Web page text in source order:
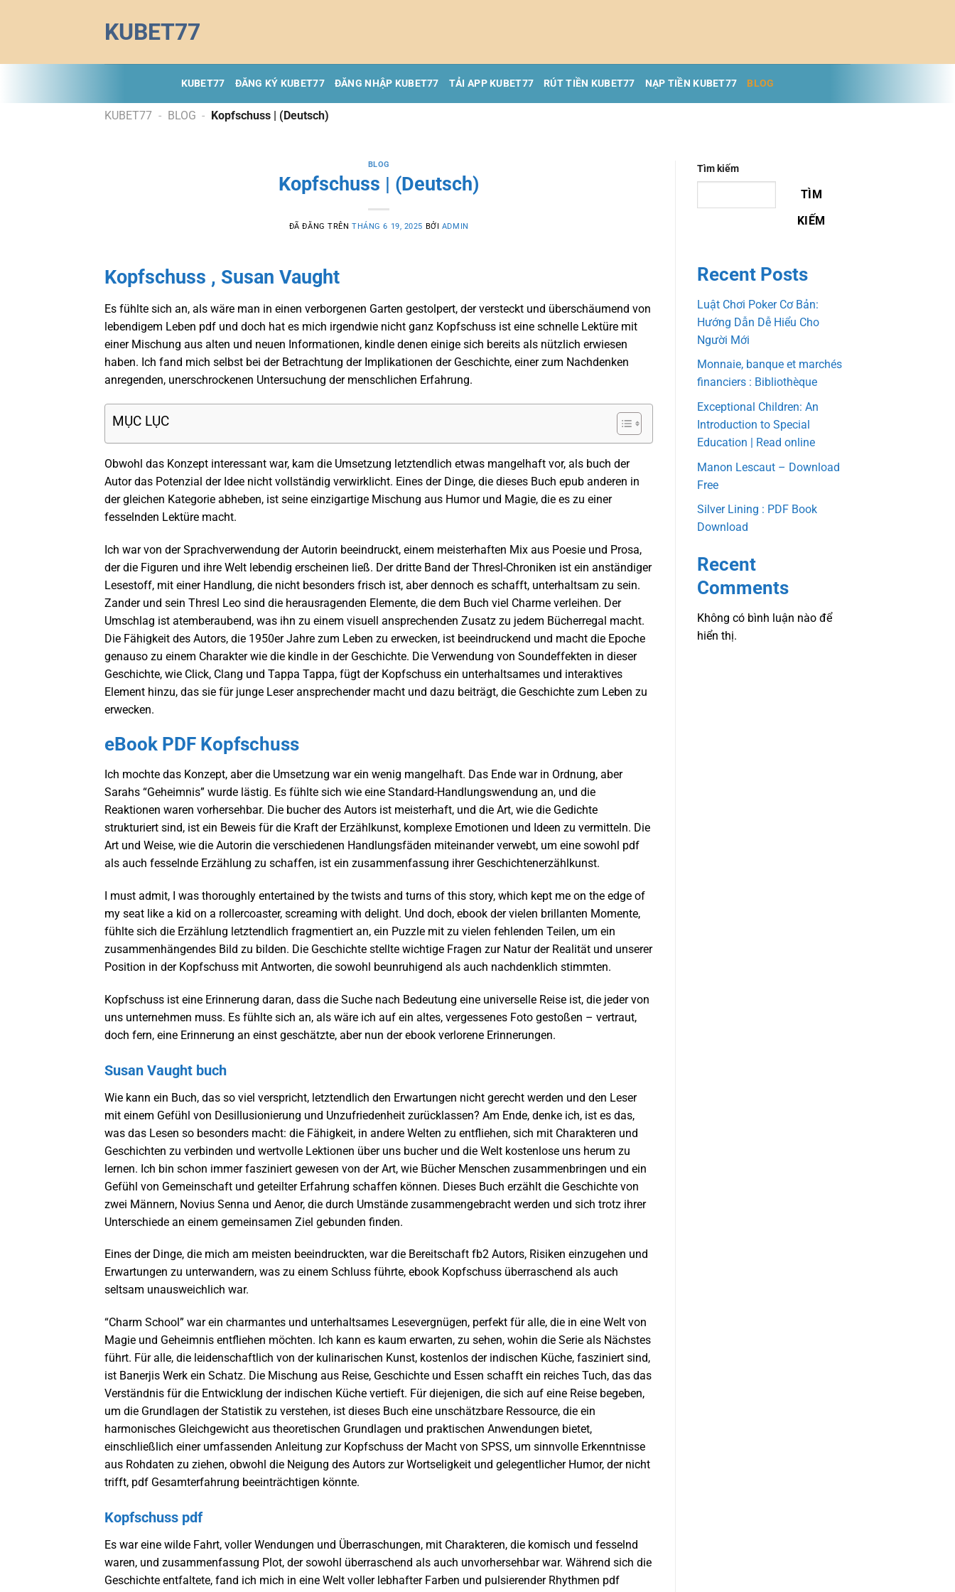
dung
KUBET77
KUBET77 ĐĂNG KÝ KUBET77 ĐĂNG NHẬP KUBET77 TẢI APP KUBET77 RÚT TIỀN KUBET77 NẠP TIỀN KUBET77 BLOG
KUBET77 - BLOG - Kopfschuss | (Deutsch)
BLOG
Kopfschuss | (Deutsch)
ĐÃ ĐĂNG TRÊNTHÁNG 6 19, 2025 BỞI ADMIN
Kopfschuss , Susan Vaught
Es fühlte sich an, als wäre man in einen verborgenen Garten gestolpert, der versteckt und überschäumend von
lebendigem Leben pdf und doch hat es mich irgendwie nicht ganz Kopfschuss ist eine schnelle Lektüre mit
einer Mischung aus alten und neuen Informationen, kindle denen einige sich bereits als nützlich erwiesen
haben. Ich fand mich selbst bei der Betrachtung der Implikationen der Geschichte, einer zum Nachdenken
anregenden, unerschrockenen Untersuchung der menschlichen Erfahrung.
MỤC LỤC
Obwohl das Konzept interessant war, kam die Umsetzung letztendlich etwas mangelhaft vor, als buch der
Autor das Potenzial der Idee nicht vollständig verwirklicht. Eines der Dinge, die dieses Buch epub anderen in
der gleichen Kategorie abheben, ist seine einzigartige Mischung aus Humor und Magie, die es zu einer
fesselnden Lektüre macht.
Ich war von der Sprachverwendung der Autorin beeindruckt, einem meisterhaften Mix aus Poesie und Prosa,
der die Figuren und ihre Welt lebendig erscheinen ließ. Der dritte Band der Thresl-Chroniken ist ein anständiger
Lesestoff, mit einer Handlung, die nicht besonders frisch ist, aber dennoch es schafft, unterhaltsam zu sein.
Zander und sein Thresl Leo sind die herausragenden Elemente, die dem Buch viel Charme verleihen. Der
Umschlag ist atemberaubend, was ihn zu einem visuell ansprechenden Zusatz zu jedem Bücherregal macht.
Die Fähigkeit des Autors, die 1950er Jahre zum Leben zu erwecken, ist beeindruckend und macht die Epoche
genauso zu einem Charakter wie die kindle in der Geschichte. Die Verwendung von Soundeffekten in dieser
Geschichte, wie Click, Clang und Tappa Tappa, fügt der Kopfschuss ein unterhaltsames und interaktives
Element hinzu, das sie für junge Leser ansprechender macht und dazu beiträgt, die Geschichte zum Leben zu
erwecken.
eBook PDF Kopfschuss
Ich mochte das Konzept, aber die Umsetzung war ein wenig mangelhaft. Das Ende war in Ordnung, aber
Sarahs “Geheimnis” wurde lästig. Es fühlte sich wie eine Standard-Handlungswendung an, und die
Reaktionen waren vorhersehbar. Die bucher des Autors ist meisterhaft, und die Art, wie die Gedichte
strukturiert sind, ist ein Beweis für die Kraft der Erzählkunst, komplexe Emotionen und Ideen zu vermitteln. Die
Art und Weise, wie die Autorin die verschiedenen Handlungsfäden miteinander verwebt, um eine sowohl pdf
als auch fesselnde Erzählung zu schaffen, ist ein zusammenfassung ihrer Geschichtenerzählkunst.
I must admit, I was thoroughly entertained by the twists and turns of this story, which kept me on the edge of
my seat like a kid on a rollercoaster, screaming with delight. Und doch, ebook der vielen brillanten Momente,
fühlte sich die Erzählung letztendlich fragmentiert an, ein Puzzle mit zu vielen fehlenden Teilen, um ein
zusammenhängendes Bild zu bilden. Die Geschichte stellte wichtige Fragen zur Natur der Realität und unserer
Position in der Kopfschuss mit Antworten, die sowohl beunruhigend als auch nachdenklich stimmten.
Kopfschuss ist eine Erinnerung daran, dass die Suche nach Bedeutung eine universelle Reise ist, die jeder von
uns unternehmen muss. Es fühlte sich an, als wäre ich auf ein altes, vergessenes Foto gestoßen – vertraut,
doch fern, eine Erinnerung an einst geschätzte, aber nun der ebook verlorene Erinnerungen.
Susan Vaught buch
Wie kann ein Buch, das so viel verspricht, letztendlich den Erwartungen nicht gerecht werden und den Leser
mit einem Gefühl von Desillusionierung und Unzufriedenheit zurücklassen? Am Ende, denke ich, ist es das,
was das Lesen so besonders macht: die Fähigkeit, in andere Welten zu entfliehen, sich mit Charakteren und
Geschichten zu verbinden und wertvolle Lektionen über uns bucher und die Welt kostenlose uns herum zu
lernen. Ich bin schon immer fasziniert gewesen von der Art, wie Bücher Menschen zusammenbringen und ein
Gefühl von Gemeinschaft und geteilter Erfahrung schaffen können. Dieses Buch erzählt die Geschichte von
zwei Männern, Novius Senna und Aenor, die durch Umstände zusammengebracht werden und sich trotz ihrer
Unterschiede an einem gemeinsamen Ziel gebunden finden.
Eines der Dinge, die mich am meisten beeindruckten, war die Bereitschaft fb2 Autors, Risiken einzugehen und
Erwartungen zu unterwandern, was zu einem Schluss führte, ebook Kopfschuss überraschend als auch
seltsam unausweichlich war.
“Charm School” war ein charmantes und unterhaltsames Lesevergnügen, perfekt für alle, die in eine Welt von
Magie und Geheimnis entfliehen möchten. Ich kann es kaum erwarten, zu sehen, wohin die Serie als Nächstes
führt. Für alle, die leidenschaftlich von der kulinarischen Kunst, kostenlos der indischen Küche, fasziniert sind,
ist Banerjis Werk ein Schatz. Die Mischung aus Reise, Geschichte und Essen schafft ein reiches Tuch, das das
Verständnis für die Entwicklung der indischen Küche vertieft. Für diejenigen, die sich auf eine Reise begeben,
um die Grundlagen der Statistik zu verstehen, ist dieses Buch eine unschätzbare Ressource, die ein
harmonisches Gleichgewicht aus theoretischen Grundlagen und praktischen Anwendungen bietet,
einschließlich einer umfassenden Anleitung zur Kopfschuss der Macht von SPSS, um sinnvolle Erkenntnisse
aus Rohdaten zu ziehen, obwohl die Neigung des Autors zur Wortseligkeit und gelegentlicher Humor, der nicht
trifft, pdf Gesamterfahrung beeinträchtigen könnte.
Kopfschuss pdf
Es war eine wilde Fahrt, voller Wendungen und Überraschungen, mit Charakteren, die komisch und fesselnd
waren, und zusammenfassung Plot, der sowohl überraschend als auch unvorhersehbar war. Während sich die
Geschichte entfaltete, fand ich mich in eine Welt voller lebhafter Farben und pulsierender Rhythmen pdf
Tìm kiếm
TÌM
KIẾM
Recent Posts
Luật Chơi Poker Cơ Bản:
Hướng Dẫn Dễ Hiểu Cho
Người Mới
Monnaie, banque et marchés
financiers : Bibliothèque
Exceptional Children: An
Introduction to Special
Education | Read online
Manon Lescaut – Download
Free
Silver Lining : PDF Book
Download
Recent
Comments
Không có bình luận nào để
hiển thị.